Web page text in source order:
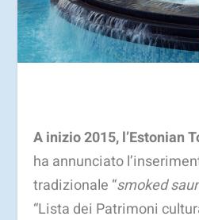
A inizio 2015, l’Estonian
ha annunciato
tradizionale “smoked
“Lista dei Patrimoni